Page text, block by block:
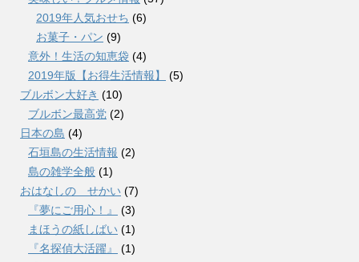
2019年人気おせち (6)
お菓子・パン (9)
意外！生活の知恵袋 (4)
2019年版【お得生活情報】
(5)
ブルボン大好き (10)
ブルボン最高党 (2)
日本の島 (4)
石垣島の生活情報 (2)
島の雑学全般 (1)
おはなしの せかい (7)
『夢にご用心！』
(3)
まほうの紙しばい (1)
『名探偵大活躍』
(1)